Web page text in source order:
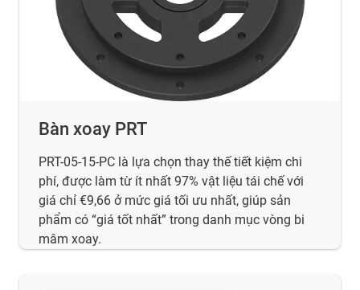
Bàn xoay PRT
PRT-05-15-PC là lựa chọn thay thế tiết kiệm chi
phí, được làm từ ít nhất 97% vật liệu tái chế với
giá chỉ €9,66 ở mức giá tối ưu nhất, giúp sản
phẩm có “giá tốt nhất” trong danh mục vòng bi
mâm xoay.